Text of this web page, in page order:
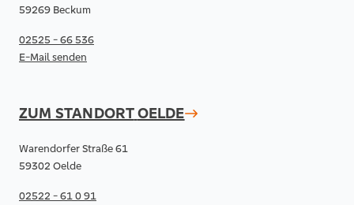
59269 Beckum
02525 - 66 536
E-Mail senden
ZUM STANDORTOELDE
Warendorfer Straße 61
59302 Oelde
02522 - 61 0 91